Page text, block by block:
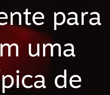
para
uma
de